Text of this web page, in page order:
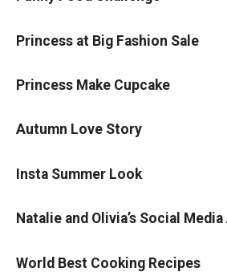
Princess at Big Fashion Sale
Princess Make Cupcake
Autumn Love Story
Insta Summer Look
Natalie and Olivia’s Social
World Best Cooking Recipes